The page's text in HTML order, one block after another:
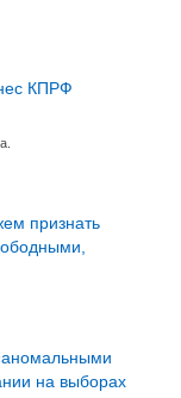
КПРФ
признать
на выборах